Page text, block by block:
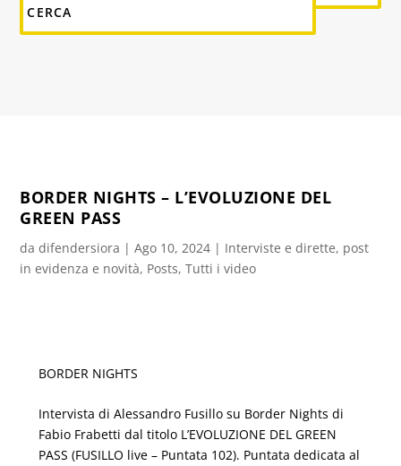
BORDER NIGHTS – L’EVOLUZIONE DEL
GREEN PASS
dadifendersiora |Ago 10, 2024 | Interviste e dirette, post
in evidenza e novità, Posts,Tutti i video
BORDER NIGHTS
Intervista di Alessandro Fusillo su Border Nights di
Fabio Frabetti dal titolo L’EVOLUZIONE DEL GREEN
PASS (FUSILLO live – Puntata 102). Puntata dedicata al